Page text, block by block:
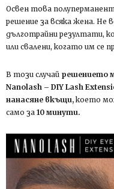
Освен това
решение за всяка жена. Не
дълготрайни резултати,
или свалени, когато им се
В този случай решението
Nanolash – DIY Lash
нанасяне вкъщи,което
само за 10 минути.